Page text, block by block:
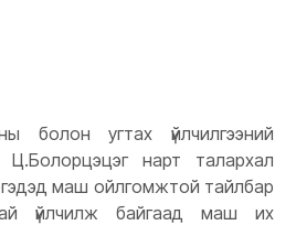
болон угтах үйлчилгээний
нарт талархал
маш ойлгомжтой тайлбар
үйлчилж байгаад маш их